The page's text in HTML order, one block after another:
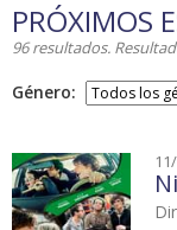
PRÓXIMOS
96 resultados.
Género: